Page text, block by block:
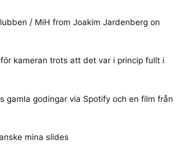
/ MiH from Joakim Jardenberg on
kameran trots att det var i princip fullt i
gamla godingar via Spotify och en film från
mina slides